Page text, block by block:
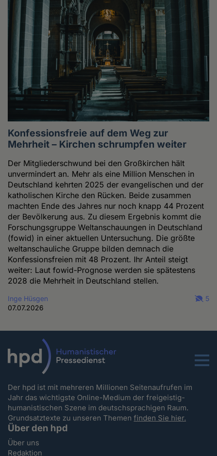
Konfessionsfreie auf dem Weg zur
Mehrheit – Kirchen schrumpfen weiter
Der Mitgliederschwund bei den Großkirchen hält
unvermindert an. Mehr als eine Million Menschen in
Deutschland kehrten 2025 der evangelischen und der
katholischen Kirche den Rücken. Beide zusammen
machten Ende des Jahres nur noch knapp 44 Prozent
der Bevölkerung aus. Zu diesem Ergebnis kommt die
Forschungsgruppe Weltanschauungen in Deutschland
(fowid) in einer aktuellen Untersuchung. Die größte
weltanschauliche Gruppe bilden demnach die
Konfessionsfreien mit 48 Prozent. Ihr Anteil steigt
weiter: Laut fowid-Prognose werden sie spätestens
2028 die Mehrheit in Deutschland stellen.
Inge Hüsgen
07.07.2026
5
Menu
Der hpd ist mit mehreren Millionen Seitenaufrufen im
Jahr das wichtigste Online-Medium der freigeistig-
humanistischen Szene im deutschsprachigen Raum.
Grundsatztexte zu unseren Themenfinden Sie hier.
Über den hpd
Über uns
Redaktion